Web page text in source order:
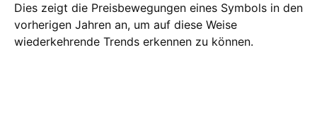
Dies zeigt die Preisbewegungen eines Symbols in den
vorherigen Jahren an, um auf diese Weise
wiederkehrende Trends erkennen zu können.